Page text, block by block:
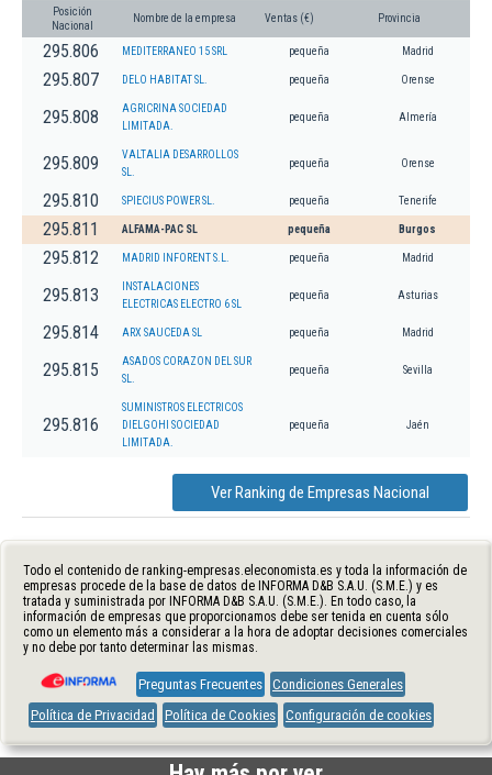
Posición
Nacional
Nombre de la empresa Ventas (€) Provincia
295.806 MEDITERRANEO 15 SRL pequeña Madrid
295.807 DELO HABITAT SL. pequeña Orense
295.808
AGRICRINA SOCIEDAD
LIMITADA.
pequeña Almería
295.809
VALTALIA DESARROLLOS
SL.
pequeña Orense
295.810 SPIECIUS POWER SL. pequeña Tenerife
295.811 ALFAMA-PAC SL pequeña Burgos
295.812 MADRID INFORENT S.L. pequeña Madrid
295.813
INSTALACIONES
ELECTRICAS ELECTRO 6 SL
pequeña Asturias
295.814 ARX SAUCEDA SL pequeña Madrid
295.815
ASADOS CORAZON DEL SUR
SL.
pequeña Sevilla
295.816
SUMINISTROS ELECTRICOS
DIELGOHI SOCIEDAD
LIMITADA.
pequeña Jaén
Ver Ranking de Empresas Nacional
Todo el contenido de ranking-empresas.eleconomista.es y toda la información de
empresas procede de la base de datos de INFORMA D&B S.A.U. (S.M.E.) y es
tratada y suministrada por INFORMA D&B S.A.U. (S.M.E.). En todo caso, la
información de empresas que proporcionamos debe ser tenida en cuenta sólo
como un elemento más a considerar a la hora de adoptar decisiones comerciales
y no debe por tanto determinar las mismas.
Preguntas Frecuentes Condiciones Generales
Política de Privacidad
Política de Cookies Configuración de cookies